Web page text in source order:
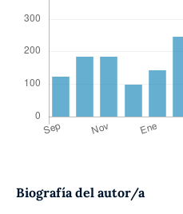
Biografía del autor/a